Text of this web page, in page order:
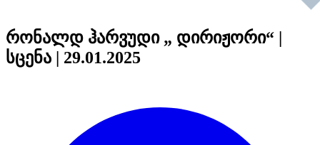
რონალდ ჰარვუდი „ დირიჟორი“ |
სცენა | 29.01.2025